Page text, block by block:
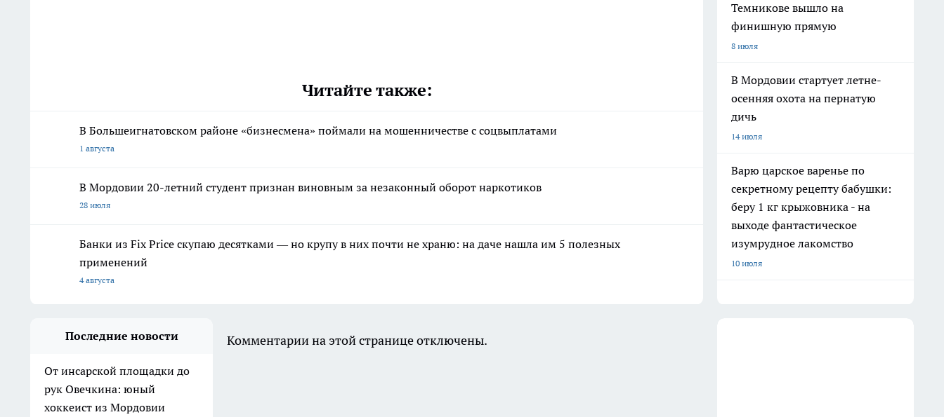
Читайте также:
В Большеигнатовском районе «бизнесмена» поймали на мошенничестве с соцвыплатами
1 августа
В Мордовии 20-летний студент признан виновным за незаконный оборот наркотиков
28 июля
Банки из Fix Price скупаю десятками — но крупу в них почти не храню: на даче нашла им 5 полезных
применений
4 августа
Темникове вышло на
финишную прямую
8 июля
В Мордовии стартует летне-
осенняя охота на пернатую
дичь
14 июля
Варю царское варенье по
секретному рецепту бабушки:
беру 1 кг крыжовника - на
выходе фантастическое
изумрудное лакомство
10 июля
Последние новости
От инсарской площадки до
рук Овечкина: юный
хоккеист из Мордовии
Комментарии на этой странице отключены.